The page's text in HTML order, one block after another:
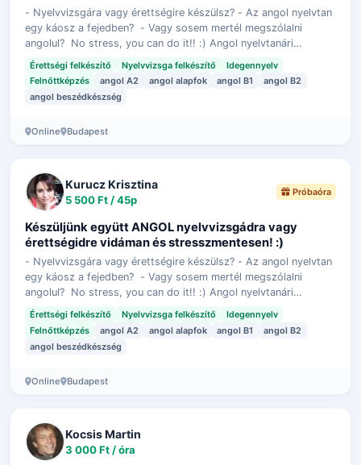
- Nyelvvizsgára vagy érettségire készülsz? - Az angol nyelvtan
egy káosz a fejedben? - Vagy sosem mertél megszólalni
angolul? No stress, you can do it!! :) Angol nyelvtanári
diplomával, 18 éves tan…
Érettségi felkészítő Nyelvvizsga felkészítő
Idegennyelv
Felnőttképzés
angol A2 angol alapfok angol B1
angol B2
angol beszédkészség
Online Budapest
Kurucz Krisztina
5 500 Ft / 45p
Próbaóra
Készüljünk együtt ANGOL nyelvvizsgádra vagy
érettségidre vidáman és stresszmentesen! :)
- Nyelvvizsgára vagy érettségire készülsz? - Az angol nyelvtan
egy káosz a fejedben? - Vagy sosem mertél megszólalni
angolul? No stress, you can do it!! :) Angol nyelvtanári
diplomával, 18 éves tan…
Érettségi felkészítő Nyelvvizsga felkészítő
Idegennyelv
Felnőttképzés
angol A2 angol alapfok angol B1
angol B2
angol beszédkészség
Online Budapest
Kocsis Martin
3 000 Ft / óra